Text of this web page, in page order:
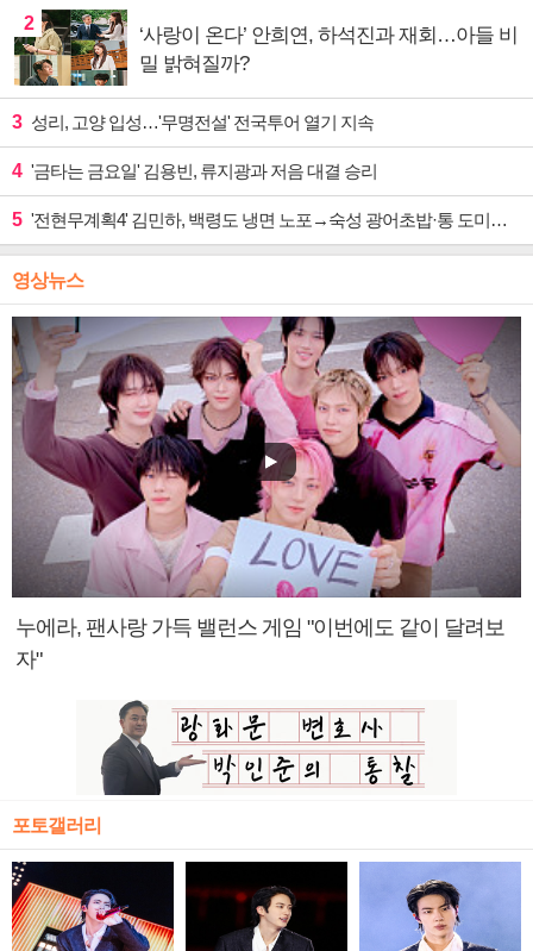
2
‘사랑이 온다’ 안희연, 하석진과 재회…아들 비
밀 밝혀질까?
3 성리, 고양 입성…'무명전설' 전국투어 열기 지속
4 '금타는 금요일' 김용빈, 류지광과 저음 대결 승리
5 '전현무계획4' 김민하, 백령도 냉면 노포→숙성 광어초밥·통 도미찜 맛집 탐방
영상뉴스
누에라, 팬사랑 가득 밸런스 게임 "이번에도 같이 달려보
자"
포토갤러리